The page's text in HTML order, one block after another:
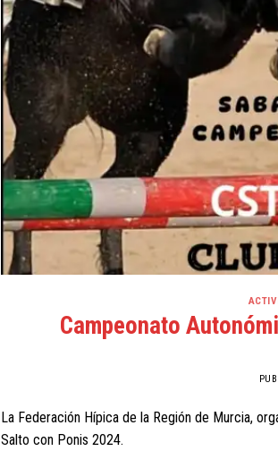
Campeonato
La Federación Hípica de la Región de Murcia,
Salto con Ponis 2024.